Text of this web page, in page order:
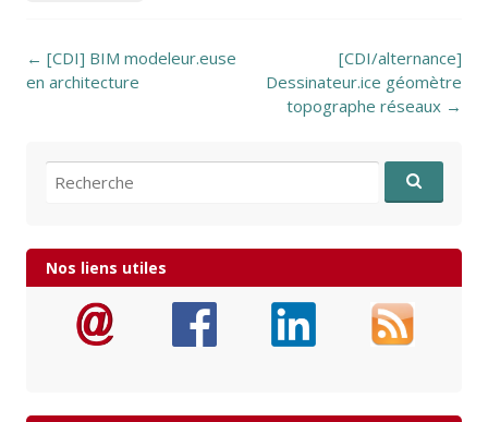
Post navigation
← [CDI] BIM modeleur.euse
en architecture
[CDI/alternance]
Dessinateur.ice géomètre
topographe réseaux →
Recherche pour:
Nos liens utiles